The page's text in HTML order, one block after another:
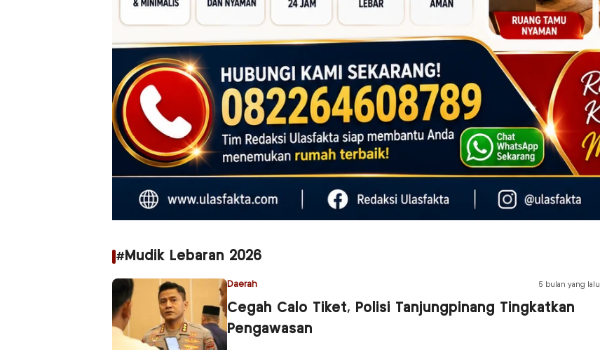
#Mudik Lebaran 2026
Daerah 5 bulan yang lalu
Cegah Calo Tiket, Polisi Tanjungpinang Tingkatkan
Pengawasan